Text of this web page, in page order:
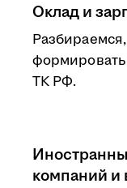
Оклад и
формировать
ТК РФ.
компаний и